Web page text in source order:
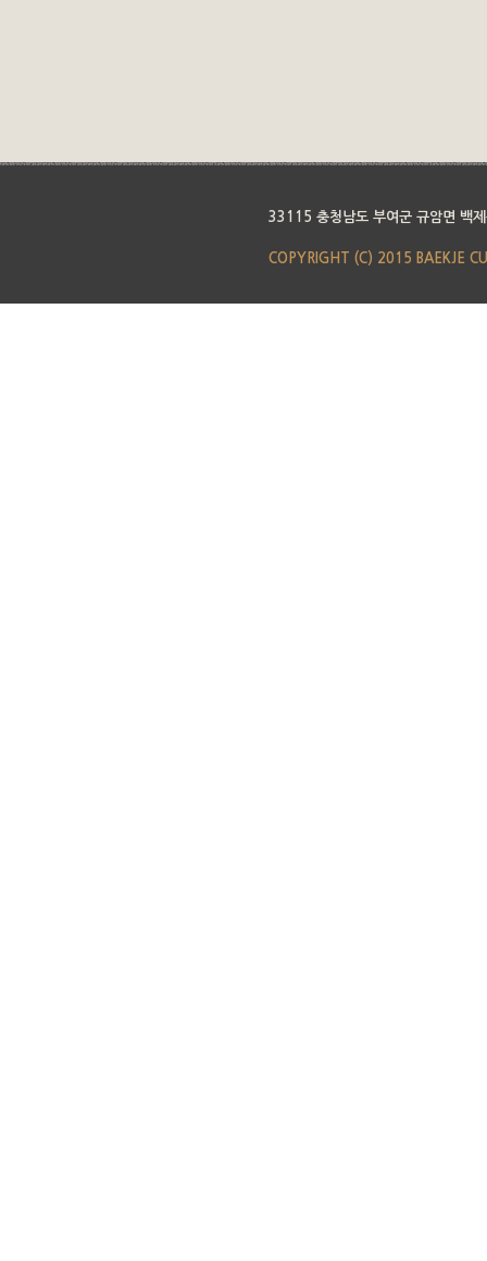
33115 충청남도 부여군 규암면 백
COPYRIGHT (C) 2015 BAEKJE